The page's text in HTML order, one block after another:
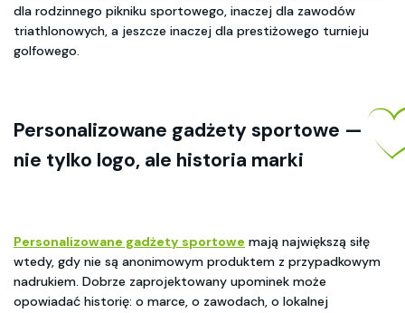
dla rodzinnego pikniku sportowego, inaczej dla zawodów
triathlonowych, a jeszcze inaczej dla prestiżowego turnieju
golfowego.
Personalizowane gadżety sportowe —
nie tylko logo, ale historia marki
Personalizowane gadżety sportowe mają największą siłę
wtedy, gdy nie są anonimowym produktem z przypadkowym
nadrukiem. Dobrze zaprojektowany upominek może
opowiadać historię: o marce, o zawodach, o lokalnej